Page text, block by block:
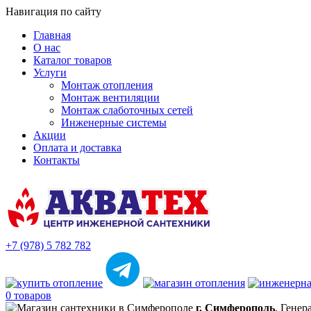
Навигация по сайту
Главная
О нас
Каталог товаров
Услуги
Монтаж отопления
Монтаж вентиляции
Монтаж слаботочных сетей
Инженерные системы
Акции
Оплата и доставка
Контакты
+7 (978) 5 782 782
0 товаров
г. Симферополь,